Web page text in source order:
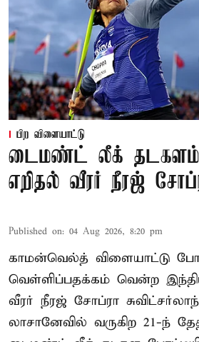
பிற விளையாட்டு
டைமண்ட் லீக்
எறிதல் வீரர் நீரஜ்
Published on: 04 Aug 2026, 8:20 pm
காமன்வெல்த் விளையாட்டு
வெள்ளிப்பதக்கம் வென்ற
வீரர் நீரஜ் சோப்ரா
லாசானேவில் வருகிற 21-ந்